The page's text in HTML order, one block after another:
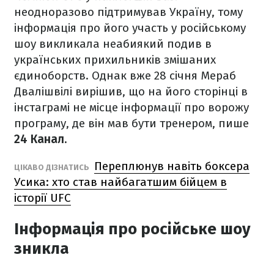
неодноразово підтримував Україну, тому
інформація про його участь у російському
шоу викликала неабиякий подив в
українських прихильників змішаних
єдиноборств. Однак вже 28 січня Мераб
Двалішвілі вирішив, що на його сторінці в
інстаграмі не місце інформації про ворожу
програму, де він мав бути тренером, пише
24 Канал.
ЦІКАВО ДІЗНАТИСЬ
Переплюнув навіть боксера
Усика: хто став найбагатшим бійцем в
історії UFC
Інформація про російське шоу
зникла